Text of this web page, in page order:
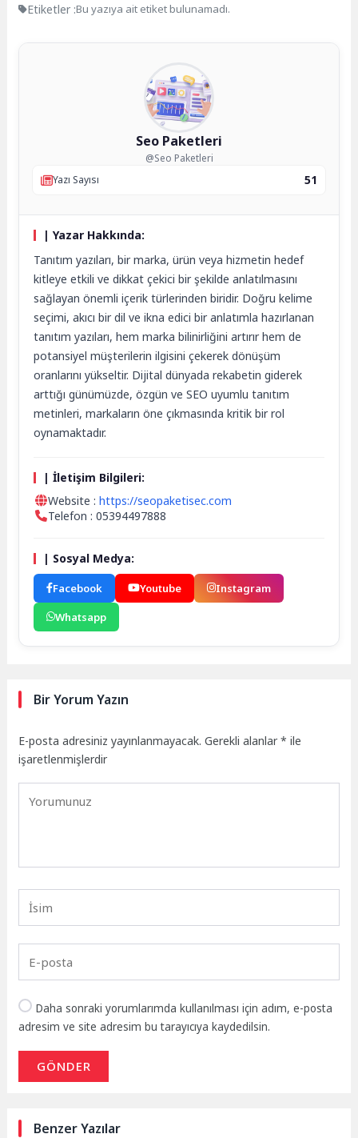
Etiketler :Bu yazıya ait etiket bulunamadı.
Seo Paketleri
@Seo Paketleri
Yazı Sayısı
51
| Yazar Hakkında:
Tanıtım yazıları, bir marka, ürün veya hizmetin hedef
kitleye etkili ve dikkat çekici bir şekilde anlatılmasını
sağlayan önemli içerik türlerinden biridir. Doğru kelime
seçimi, akıcı bir dil ve ikna edici bir anlatımla hazırlanan
tanıtım yazıları, hem marka bilinirliğini artırır hem de
potansiyel müşterilerin ilgisini çekerek dönüşüm
oranlarını yükseltir. Dijital dünyada rekabetin giderek
arttığı günümüzde, özgün ve SEO uyumlu tanıtım
metinleri, markaların öne çıkmasında kritik bir rol
oynamaktadır.
| İletişim Bilgileri:
Website :https://seopaketisec.com
Telefon : 05394497888
| Sosyal Medya:
Facebook Youtube
Instagram
Whatsapp
Bir Yorum Yazın
E-posta adresiniz yayınlanmayacak. Gerekli alanlar* ile
işaretlenmişlerdir
Daha sonraki yorumlarımda kullanılması için adım, e-posta
adresim ve site adresim bu tarayıcıya kaydedilsin.
GÖNDER
Benzer Yazılar